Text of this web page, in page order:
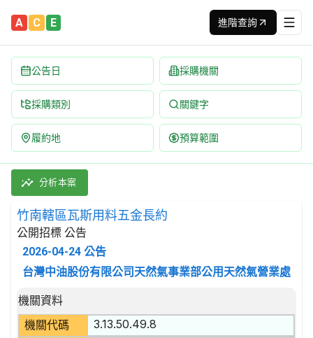
A C E 進階查詢
公告日 採購機關
採購類別 關鍵字
履約地 預算範圍
竹南轄區瓦斯用料五金長約 招標公告 | 案號：L3115D001 |
採購類別：財物類 做為測量、檢查、航行及其他目的用之
分析本案
竹南轄區瓦斯用料五金長約
公開招標 公告
2026-04-24 公告
台灣中油股份有限公司天然氣事業部公用天然氣營業處
招標公告詳細內容
機關資料
機關代碼
3.13.50.49.8